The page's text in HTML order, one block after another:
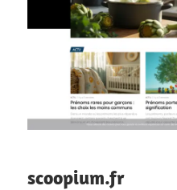
scoopium.fr